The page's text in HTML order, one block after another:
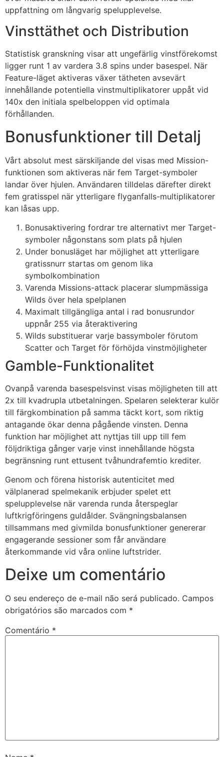
uppfattning om långvarig spelupplevelse.
Vinsttäthet och Distribution
Statistisk granskning visar att ungefärlig vinstförekomst
ligger runt 1 av vardera 3.8 spins under basespel. När
Feature-läget aktiveras växer tätheten avsevärt
innehållande potentiella vinstmultiplikatorer uppåt vid
140x den initiala spelbeloppen vid optimala
förhållanden.
Bonusfunktioner till Detalj
Vårt absolut mest särskiljande del visas med Mission-
funktionen som aktiveras när fem Target-symboler
landar över hjulen. Användaren tilldelas därefter direkt
fem gratisspel när ytterligare flyganfalls-multiplikatorer
kan låsas upp.
Bonusaktivering fordrar tre alternativt mer Target-
symboler någonstans som plats på hjulen
Under bonusläget har möjlighet att ytterligare
gratissnurr startas om genom lika
symbolkombination
Varenda Missions-attack placerar slumpmässiga
Wilds över hela spelplanen
Maximalt tillgängliga antal i rad bonusrundor
uppnår 255 via återaktivering
Wilds substituerar varje bassymboler förutom
Scatter och Target för förhöjda vinstmöjligheter
Gamble-Funktionalitet
Ovanpå varenda basespelsvinst visas möjligheten till att
2x till kvadrupla utbetalningen. Spelaren selekterar kulör
till färgkombination på samma täckt kort, som riktig
antagande ökar denna pågående vinsten. Denna
funktion har möjlighet att nyttjas till upp till fem
följdriktiga gånger varje vinst innehållande högsta
begränsning runt ettusent tvåhundrafemtio krediter.
Genom och förena historisk autenticitet med
välplanerad spelmekanik erbjuder spelet ett
spelupplevelse när varenda runda återspeglar
luftkrigföringens guldålder. Svängningsbalansen
tillsammans med givmilda bonusfunktioner genererar
engagerande sessioner som får användare
återkommande vid våra online luftstrider.
Deixe um comentário
O seu endereço de e-mail não será publicado. Campos
obrigatórios são marcados com *
Comentário *